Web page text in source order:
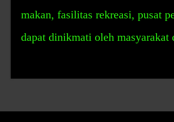
makan, fasilitas rekreasi, pusat
dapat dinikmati oleh